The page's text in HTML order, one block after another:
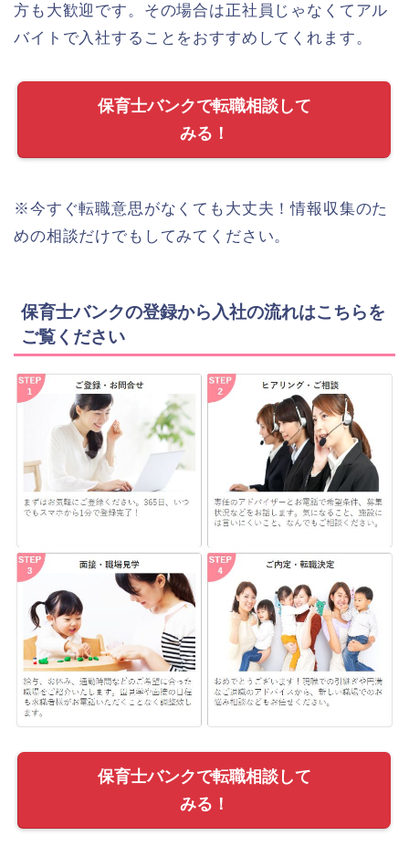
方も大歓迎です。その場合は正社員じゃなくてアル
バイトで入社することをおすすめしてくれます。
保育士バンクで転職相談して
みる！
※今すぐ転職意思がなくても大丈夫！情報収集のた
めの相談だけでもしてみてください。
保育士バンクの登録から入社の流れはこちらを
ご覧ください
保育士バンクで転職相談して
みる！